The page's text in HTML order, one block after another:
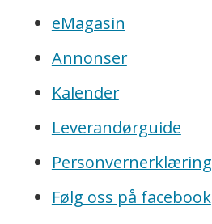
eMagasin
Annonser
Kalender
Leverandørguide
Personvernerklæring
Følg oss på facebook